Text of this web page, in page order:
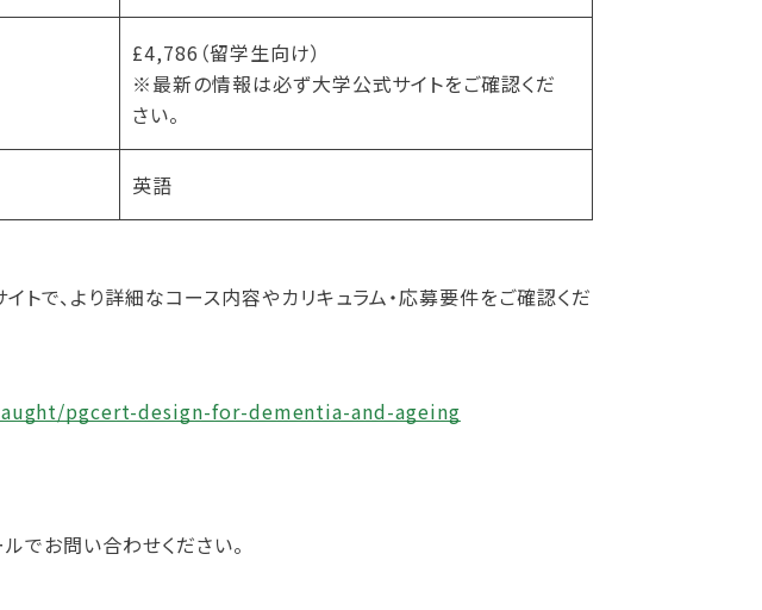
£4,786（留学生向け）
※最新の情報は必ず大学公式サイトをご確認くだ
さい。
英語
トで、より詳細なコース内容やカリキュラム・応募要件をご確認くだ
pgcert-design-for-dementia-and-ageing
でお問い合わせください。